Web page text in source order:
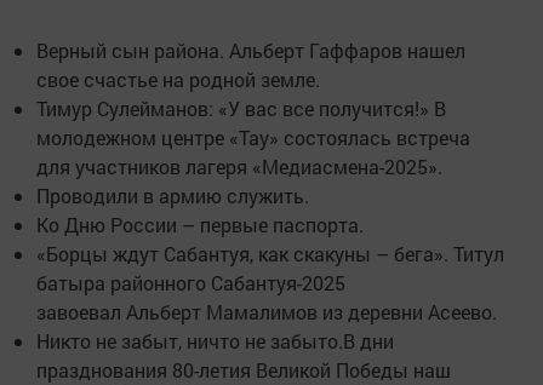
Верный сын района. Альберт Гаффаров нашел
свое счастье на родной земле.
Тимур Сулейманов: «У вас все получится!» В
молодежном центре «Тау» состоялась встреча
для участников лагеря «Медиасмена-2025».
Проводили в армию служить.
Ко Дню России – первые паспорта.
«Борцы ждут Сабантуя, как скакуны – бега». Титул
батыра районного Сабантуя-2025
завоевал Альберт Мамалимов из деревни Асеево.
Никто не забыт, ничто не забыто.В дни
празднования 80-летия Великой Победы наш